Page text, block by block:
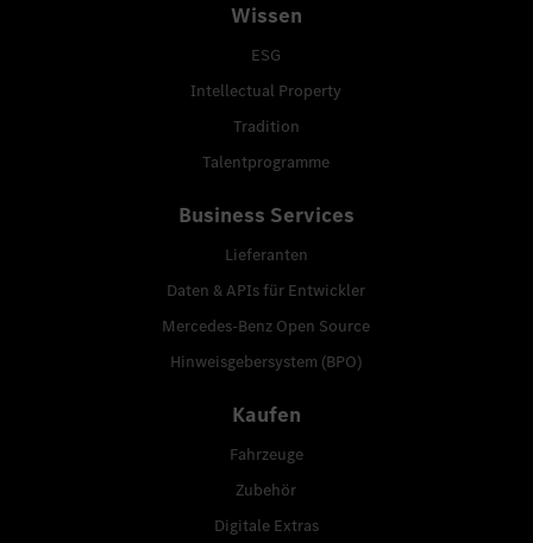
Wissen
ESG
Intellectual Property
Tradition
Talentprogramme
Business Services
Lieferanten
Daten & APIs für Entwickler
Mercedes-Benz Open Source
Hinweisgebersystem (BPO)
Kaufen
Fahrzeuge
Zubehör
Digitale Extras